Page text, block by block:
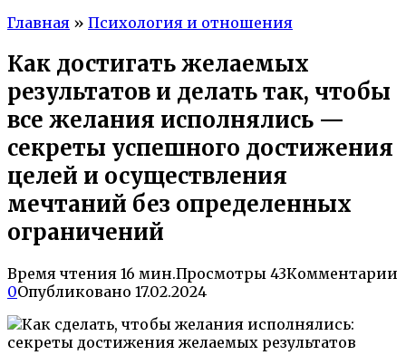
Главная » Психология и отношения
Как достигать желаемых
результатов и делать так, чтобы
все желания исполнялись —
секреты успешного достижения
целей и осуществления
мечтаний без определенных
ограничений
Время чтения 16 мин.Просмотры 43Комментарии
0Опубликовано 17.02.2024